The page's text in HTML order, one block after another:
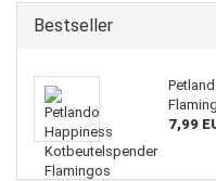
Bestseller
7,99